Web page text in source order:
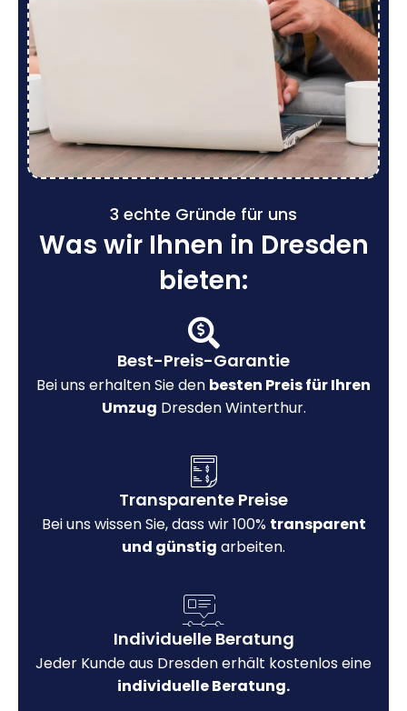
3 echte Gründe für uns
Was wir Ihnen in Dresden
bieten:
Best-Preis-Garantie
Bei uns erhalten Sie den besten Preis für Ihren
Umzug Dresden Winterthur.
Transparente Preise
Bei uns wissen Sie, dass wir 100% transparent
und günstig arbeiten.
Individuelle Beratung
Jeder Kunde aus Dresden erhält kostenlos eine
individuelle Beratung.